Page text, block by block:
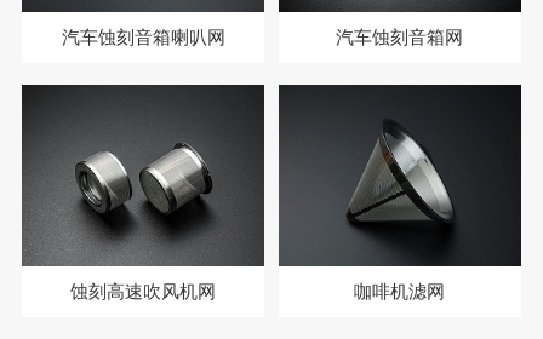
汽车蚀刻音箱喇叭网 汽车蚀刻音箱网
蚀刻高速吹风机网 咖啡机滤网